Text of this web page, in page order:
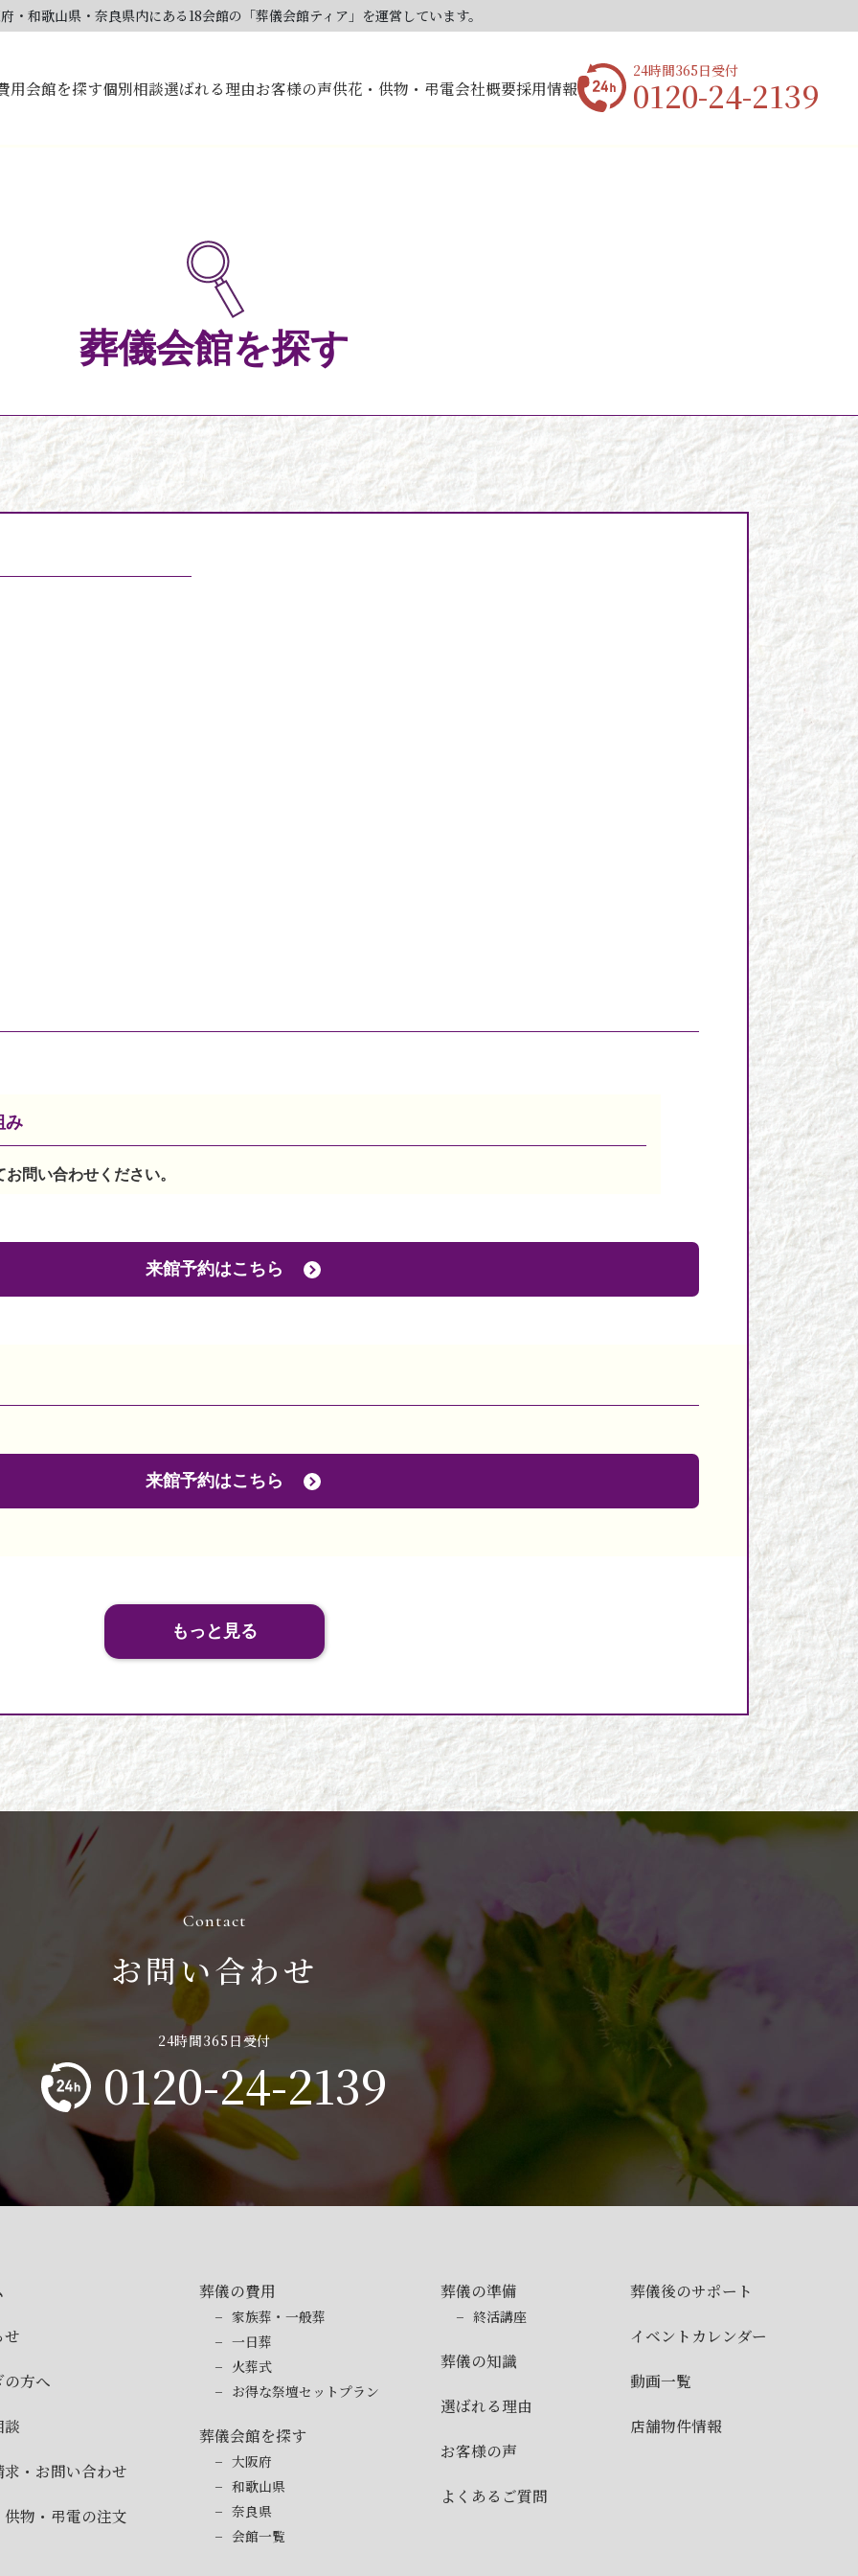
・和歌山県・奈良県内にある18会館の「葬儀会館ティア」を運営しています。
用会館を探す個別相談選ばれる理由お客様の声供花・供物・弔電会社概要採用情報
24時間365日受付
0120-24-2139
葬儀会館を探す
み
問い合わせください。
来館予約はこちら
来館予約はこちら
もっと見る
お問い合わせ
0120-24-2139
せ
方へ
談
・お問い合わせ
物・弔電の注文
葬儀の費用
家族葬・一般葬
一日葬
火葬式
お得な祭壇セットプラン
葬儀会館を探す
大阪府
和歌山県
奈良県
会館一覧
葬儀の準備
終活講座
葬儀の知識
選ばれる理由
お客様の声
よくあるご質問
葬儀後のサポート
イベントカレンダー
動画一覧
店舗物件情報